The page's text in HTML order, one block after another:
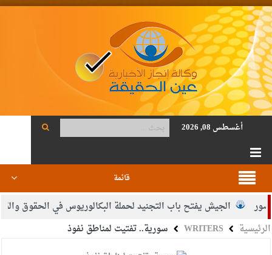
أغسطس 08, 2026
قائمة
الجيش يفتح باب التجنيد لحملة البكالوريوس في الحقوق والقانون
محمود أحمد فريحات.. مبارك ومزيدا من التوفيقالرئيسية WRITERS سورية.. تفتيت لمناطق نفوذ